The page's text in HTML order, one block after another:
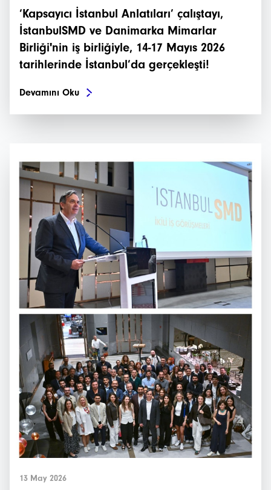
‘Kapsayıcı İstanbul Anlatıları’ çalıştayı,
İstanbulSMD ve Danimarka Mimarlar
Birliği'nin iş birliğiyle, 14-17 Mayıs 2026
tarihlerinde İstanbul’da gerçekleşti!
Devamını Oku
13 May 2026